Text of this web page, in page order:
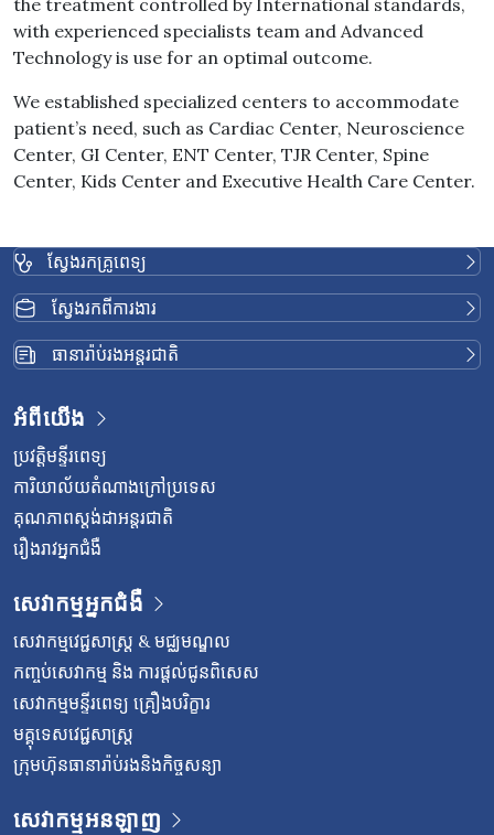
with experienced specialists team and Advanced
Technology is use for an optimal outcome.
We established specialized centers to accommodate
patient’s need, such as Cardiac Center, Neuroscience
Center, GI Center, ENT Center, TJR Center, Spine
Center, Kids Center and Executive Health Care Center.
ស្វែងរកគ្រូពេទ្យ
ស្វែងរកពីការងារ
ធានារ៉ាប់រងអន្តរជាតិ
អំពីយើង
ប្រវត្តិមន្ទីរពេទ្យ
ការិយាល័យតំណាងក្រៅប្រទេស
គុណភាពស្តង់ដាអន្តរជាតិ
រឿងរាវអ្នកជំងឺ
សេវាកម្មអ្នកជំងឺ
សេវាកម្មវេជ្ជសាស្រ្ត & មជ្ឈមណ្ឌល
កញ្ចប់សេវាកម្ម និង ការផ្តល់ជូនពិសេស
សេវាកម្មមន្ទីរពេទ្យ គ្រឿងបរិក្ខារ
មគ្គុទេសវេជ្ជសាស្ត្រ
ក្រុមហ៊ុនធានារ៉ាប់រងនិងកិច្ចសន្យា
សេវាកម្មអនឡាញ